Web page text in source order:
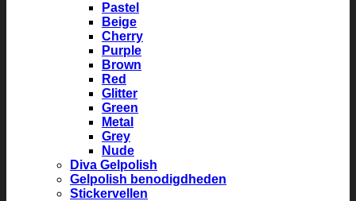
Pastel
Beige
Cherry
Purple
Brown
Red
Glitter
Green
Metal
Grey
Nude
Diva Gelpolish
Gelpolish benodigdheden
Stickervellen